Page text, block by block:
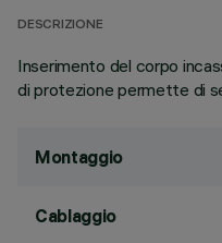
DESCRIZIONE
Inserimento del corpo
di protezione permette di
Montaggio
Cablaggio